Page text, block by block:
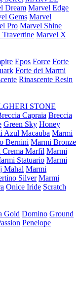
Dream Marvel Edge
Gems Marvel
Pro Marvel Shine
Travertine Marvel X
Epos Force Forte
Forte dei Marmi
Rinascente Resin
STONE
Capraia Breccia
Green Sky Honey
Azul Macauba Marmi
Bernini Marmi Bronze
Crema Marfil Marmi
Statuario Marmi
Mahal Marmi
Silver Marmi
Onice Iride Scratch
Gold Domino Ground
Penelope